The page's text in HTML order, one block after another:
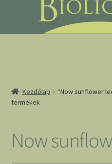
navigációhoz
tartalomba
Kezdőlap
“Now sunflower
termékek
Now